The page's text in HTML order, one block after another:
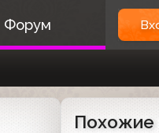
Форум
Похожие